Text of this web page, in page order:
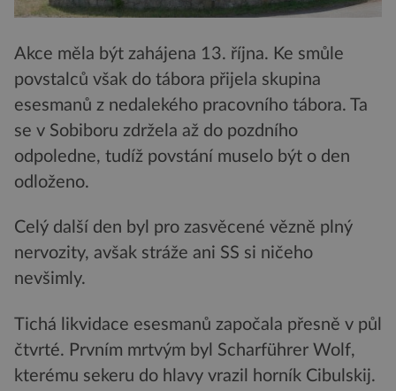
Akce měla být zahájena 13. října. Ke smůle
povstalců však do tábora přijela skupina
esesmanů z nedalekého pracovního tábora. Ta
se v Sobiboru zdržela až do pozdního
odpoledne, tudíž povstání muselo být o den
odloženo.
Celý další den byl pro zasvěcené vězně plný
nervozity, avšak stráže ani SS si ničeho
nevšimly.
Tichá likvidace esesmanů započala přesně v půl
čtvrté. Prvním mrtvým byl Scharführer Wolf,
kterému sekeru do hlavy vrazil horník Cibulskij.